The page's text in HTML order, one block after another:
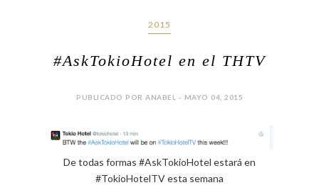
2015
#AskTokioHotel en el THTV
PUBLICADO POR ANABEL - MAYO 04, 2015
De todas formas #AskTokioHotel estará en
#TokioHotelTV esta semana